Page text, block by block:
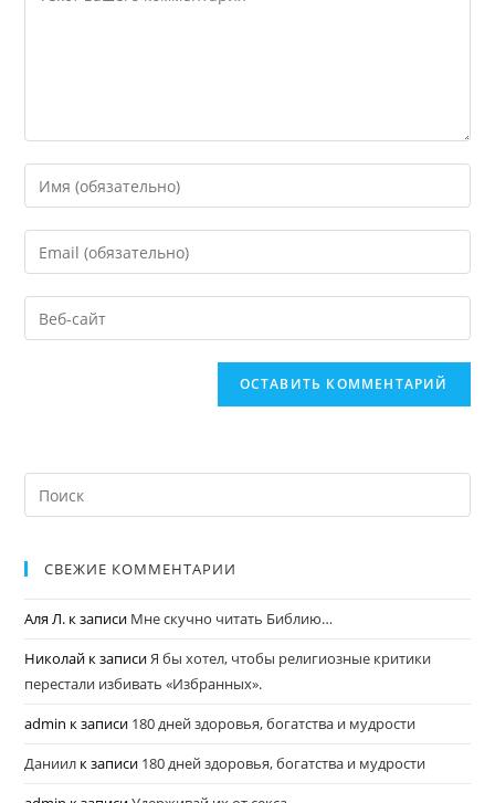
СВЕЖИЕ КОММЕНТАРИИ
Аля Л. к записи Мне скучно читать Библию…
Николай к записиЯ бы хотел, чтобы религиозные критики
перестали избивать «Избранных».
admin к записи 180 дней здоровья, богатства и мудрости
Даниил к записи 180 дней здоровья, богатства и мудрости